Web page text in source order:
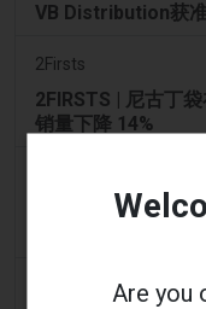
VB Distribution获
2Firsts
2FIRSTS | 尼古丁
销量下降 14%
电子烟税在九个月
Tico TimesAre you